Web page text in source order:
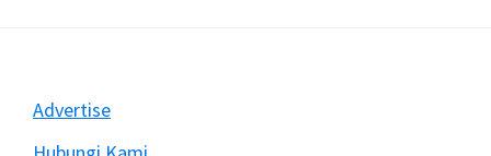
Mendadak
Footer
Advertise